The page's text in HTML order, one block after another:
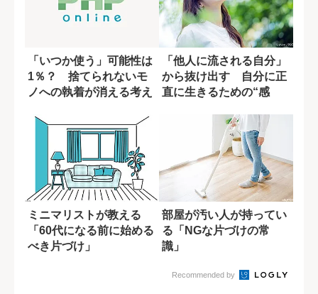
「いつか使う」可能性は
1％？ 捨てられないモ
ノへの執着が消える考え
「他人に流される自分」
から抜け出す 自分に正
直に生きるための“感
ミニマリストが教える
「60代になる前に始める
べき片づけ」
部屋が汚い人が持ってい
る「NGな片づけの常
識」
Recommended by